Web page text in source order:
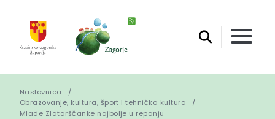
Naslovnica
Obrazovanje, kultura, šport i tehnička kultura
Mlade Zlatarščanke najbolje u repanju